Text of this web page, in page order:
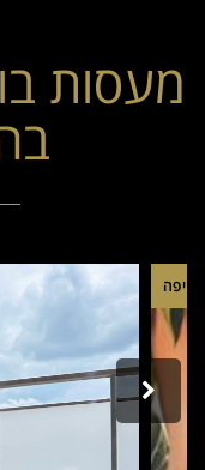
מעסות
חיפה